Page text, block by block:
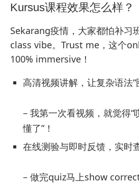
Kursus课程效果怎么样？
Sekarang疫情，大家都怕补习
class vibe。Trust me，这个
100% immersive！
高清视频讲解，让复杂语法“
– 我第一次看视频，就觉得“
懂了”！
在线测验与即时反馈，实时
– 做完quiz马上show